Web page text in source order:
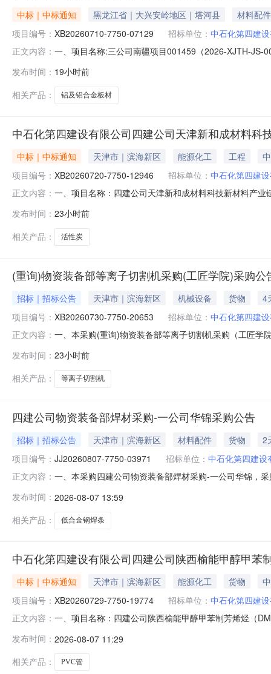
中标｜中标通知 黑龙江省｜大兴安岭地区｜塔河县
材料配件
项目编号： XB20260710-7750-07129 招标单位： 中石化第四建
正文内容： 一、项目名称:三公司南疆项目001459（2026-XJTH-JS-
2026-08-07请您知晓：如果您公司尚未注册请点击"我要
发布时间： 19小时前
相关产品：
铝及铝合金板材
中石化第四建设有限公司四建公司天津新和成材料
中标｜中标通知 天津市｜滨海新区 能源化工 工程
项目编号： XB20260720-7750-12946 招标单位： 中石化第四建
正文内容： 一、项目名称：四建公司天津新和成材料科技新材料产
间1天津众峰环保科技有限公司预成交供应商1/12026-
发布时间： 23小时前
相关产品：
活性炭
(重询)物资装备部等离子切割机采购(工匠学院)采购公
招标｜招标公告 天津市｜滨海新区 机械设备 货物
4
项目编号： XB20260730-7750-20653 招标单位： 中石化第四建
正文内容： 一、本采购(重询)物资装备部等离子切割机采购（工匠学
限公司物装设备项目工厂/本部物资库四、供应商资格要
发布时间： 23小时前
相关产品：
等离子切割机
四建公司物资装备部焊材采购-一公司华锦采购公告
招标｜招标公告 天津市｜滨海新区 材料配件 货物
2
项目编号： JJ20260807-7750-03971 招标单位： 中石化第四建设
正文内容： 一、本采购四建公司物资装备部焊材采购-一公司华锦，
建设有限公司物装设备项目工厂/本部物资库四、供应商
发布时间： 2026-08-07 13:59
相关产品：
低合金钢焊条
中石化第四建设有限公司四建公司陕西榆能甲醇甲苯
中标｜中标通知 天津市｜滨海新区 能源化工 货物
项目编号： XB20260729-7750-19774 招标单位： 中石化第四建
正文内容： 一、项目名称：四建公司陕西榆能甲醇甲苯制芳烯烃（
时间1河间市科达建材有限公司预成交供应商1/12026-
发布时间： 2026-08-07 11:29
相关产品：
PVC管